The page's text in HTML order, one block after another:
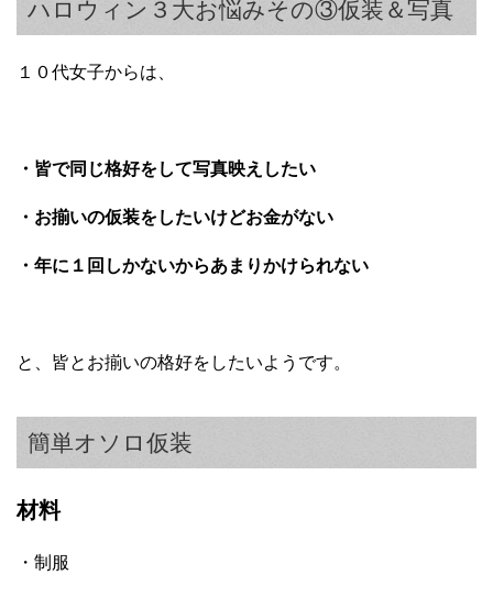
ハロウィン３大お悩みその③仮装＆写真
１０代女子からは、
・皆で同じ格好をして写真映えしたい
・お揃いの仮装をしたいけどお金がない
・年に１回しかないからあまりかけられない
と、皆とお揃いの格好をしたいようです。
簡単オソロ仮装
材料
・制服